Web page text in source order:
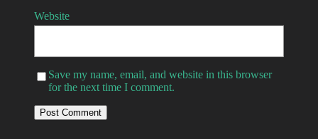
Website
Save my name, email, and website in this browser
for the next time I comment.